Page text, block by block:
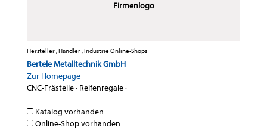
Firmenlogo
Hersteller , Händler , Industrie Online-Shops
Bertele Metalltechnik GmbH
Zur Homepage
CNC-Frästeile· Reifenregale·
Katalog vorhanden
Online-Shop vorhanden